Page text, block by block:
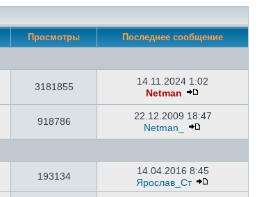
Просмотры Последнее сообщение
3181855
14.11.2024 1:02
Netman
918786
22.12.2009 18:47
Netman_
193134
14.04.2016 8:45
Ярослав_Ст